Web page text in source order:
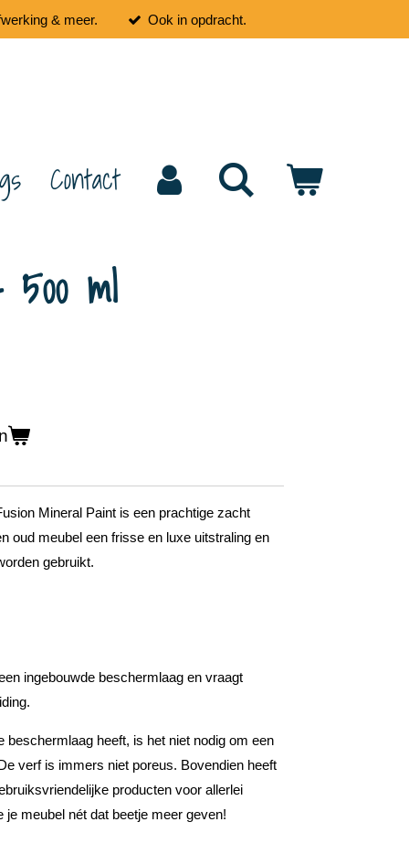
& meer. Ook in opdracht.
Contact
ml
Mineral Paint is een prachtige zacht
oud meubel een frisse en luxe uitstraling en
gebruikt.
ingebouwde beschermlaag en vraagt
beschermlaag heeft, is het niet nodig om een
verf is immers niet poreus. Bovendien heeft
producten voor allerlei
meubel nét dat beetje meer geven!